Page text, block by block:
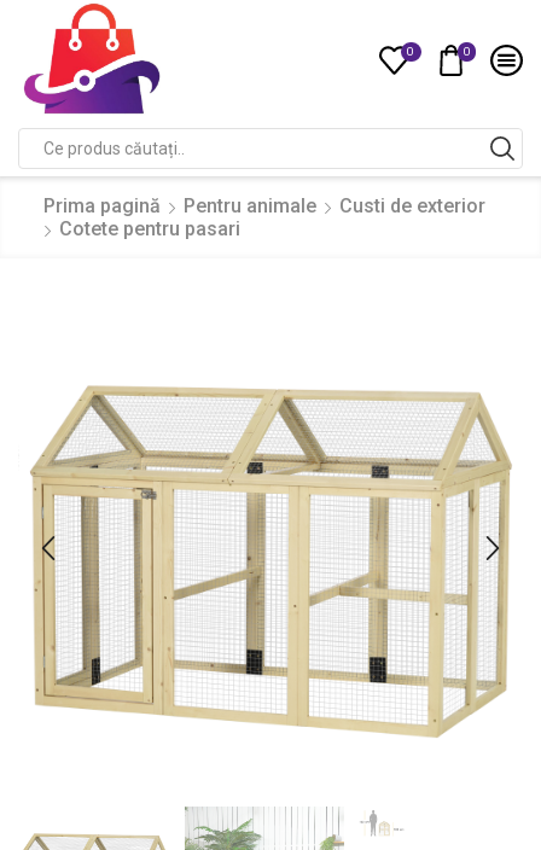
0 0
input
Prima pagină Pentru animale
Custi de exterior
Cotete pentru pasari